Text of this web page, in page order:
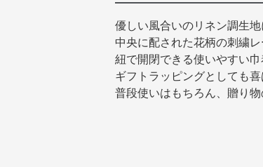
優しい風合いのリネン調生
中央に配された花柄の刺繍
紐で開閉できる使いやすい
ギフトラッピングとしても
普段使いはもちろん、贈り物